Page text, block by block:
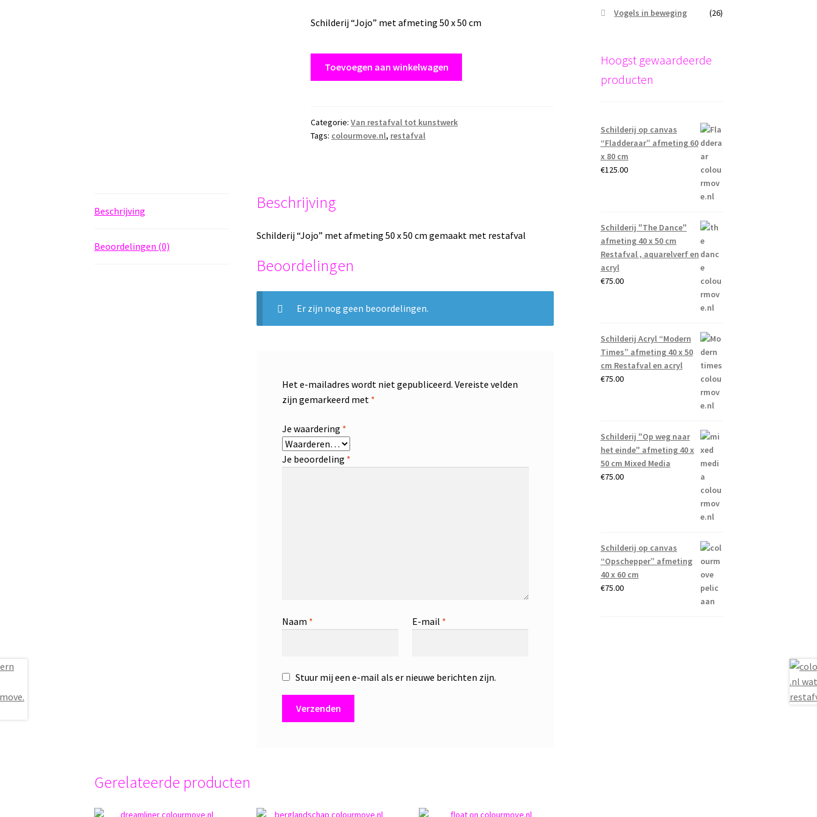
Schilderij “Jojo” met afmeting 50 x 50 cm
50
x
aantal
Toevoegen aan winkelwagen
Categorie: Van restafval tot kunstwerk
Tags: colourmove.nl, restafval
Beschrijving
Beoordelingen (0)
Beschrijving
Schilderij “Jojo” met afmeting 50 x 50 cm gemaakt met restafval
Beoordelingen
Er zijn nog geen beoordelingen.
Het e-mailadres wordt niet gepubliceerd. Vereiste velden
zijn gemarkeerd met *
Je waardering *
Je beoordeling *
Naam * E-mail *
Stuur mij een e-mail als er nieuwe berichten zijn.
Gerelateerde producten
Vogels in beweging
(26)
Hoogst gewaardeerde
producten
Schilderij op canvas
“Fladderaar” afmeting 60
x 80 cm
€125.00
Schilderij "The Dance"
afmeting 40 x 50 cm
Restafval , aquarelverf en
acryl
€75.00
Schilderij Acryl “Modern
Times” afmeting 40 x 50
cm Restafval en acryl
€75.00
Schilderij "Op weg naar
het einde" afmeting 40 x
50 cm Mixed Media
€75.00
Schilderij op canvas
“Opschepper” afmeting
40 x 60 cm
€75.00